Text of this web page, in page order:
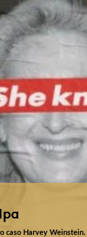
caso Harvey Weinstein.